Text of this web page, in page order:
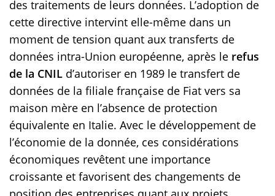
des traitements de leurs données. L’adoption de
cette directive intervint elle-même dans un
moment de tension quant aux transferts de
données intra-Union européenne, après le refus
de la CNIL d’autoriser en 1989 le transfert de
données de la filiale française de Fiat vers sa
maison mère en l’absence de protection
équivalente en Italie. Avec le développement de
l’économie de la donnée, ces considérations
économiques revêtent une importance
croissante et favorisent des changements de